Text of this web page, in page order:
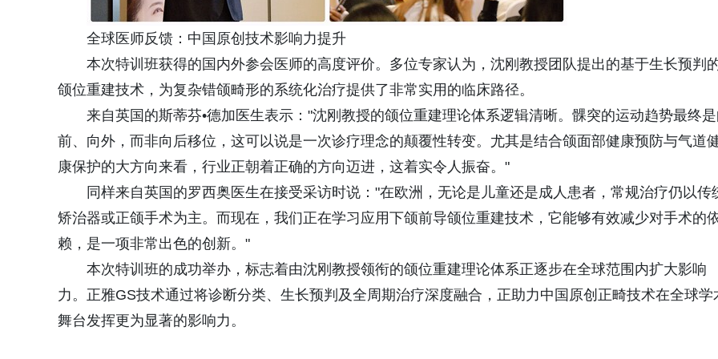
全球医师反馈：中国原创技术影响力提升
本次特训班获得的国内外参会医师的高度评价。多位专家认为，沈刚教授团队提出的基于生长预判
颌位重建技术，为复杂错颌畸形的系统化治疗提供了非常实用的临床路径。
来自英国的斯蒂芬•德加医生表示："沈刚教授的颌位重建理论体系逻辑清晰。髁突的运动趋势最终是
前、向外，而非向后移位，这可以说是一次诊疗理念的颠覆性转变。尤其是结合颌面部健康预防与气道
康保护的大方向来看，行业正朝着正确的方向迈进，这着实令人振奋。"
同样来自英国的罗西奥医生在接受采访时说："在欧洲，无论是儿童还是成人患者，常规治疗仍以传
矫治器或正颌手术为主。而现在，我们正在学习应用下颌前导颌位重建技术，它能够有效减少对手术的
赖，是一项非常出色的创新。"
本次特训班的成功举办，标志着由沈刚教授领衔的颌位重建理论体系正逐步在全球范围内扩大影响
力。正雅GS技术通过将诊断分类、生长预判及全周期治疗深度融合，正助力中国原创正畸技术在全球学
舞台发挥更为显著的影响力。